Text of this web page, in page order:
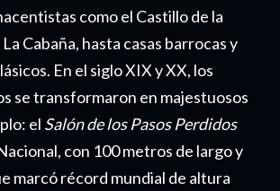
como el Castillo de la
Cabaña, hasta casas barrocas y
En el siglo XIX y XX, los
se transformaron en majestuosos
el Salón de los Pasos Perdidos
con 100 metros de largo y
marcó récord mundial de altura